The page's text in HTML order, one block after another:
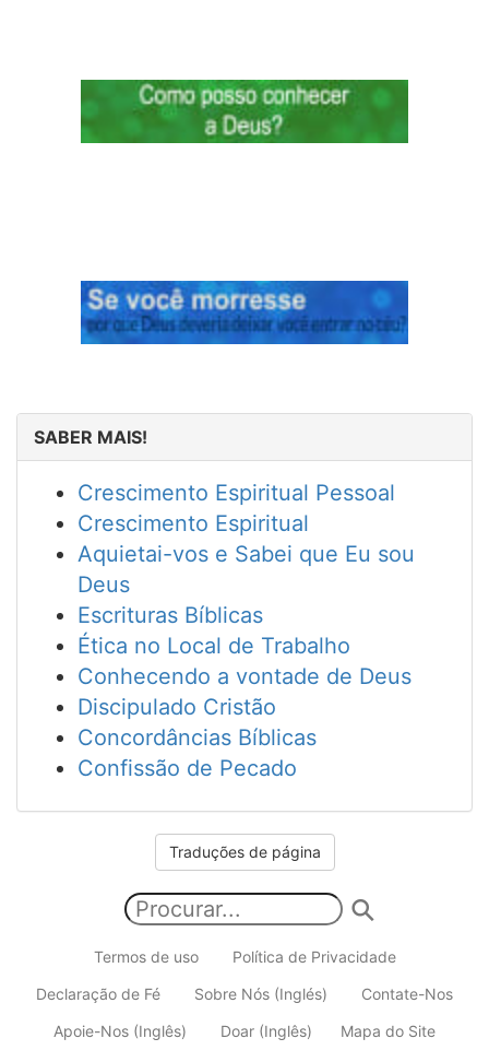
SABER MAIS!
Crescimento Espiritual Pessoal
Crescimento Espiritual
Aquietai-vos e Sabei que Eu sou
Deus
Escrituras Bíblicas
Ética no Local de Trabalho
Conhecendo a vontade de Deus
Discipulado Cristão
Concordâncias Bíblicas
Confissão de Pecado
Traduções de página
Termos de uso
Política de Privacidade
Declaração de Fé
Sobre Nós (Inglés)
Contate-Nos
Apoie-Nos (Inglês)
Doar (Inglês) Mapa do Site